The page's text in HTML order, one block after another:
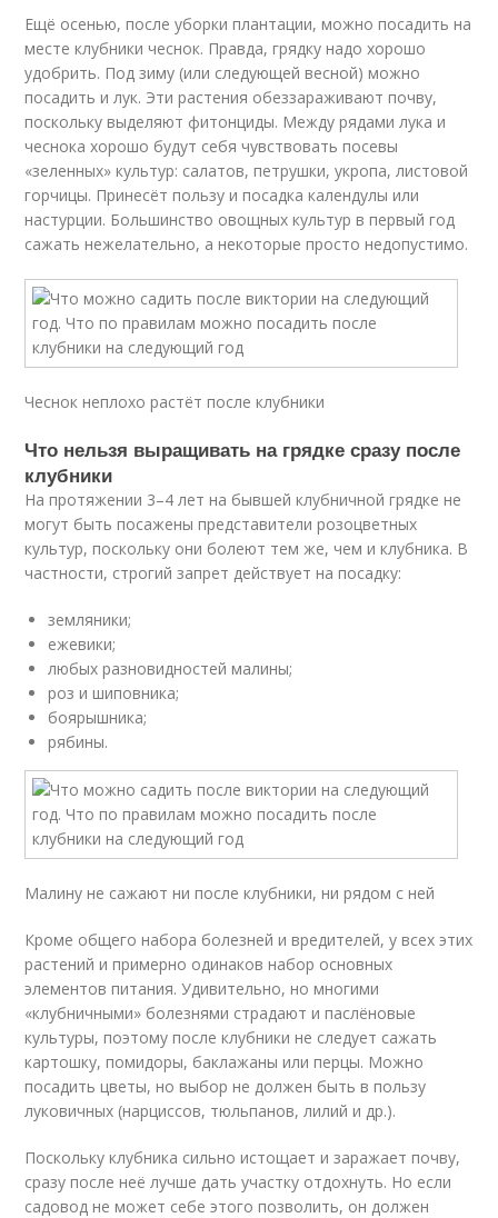
Ещё осенью, после уборки плантации, можно посадить на
месте клубники чеснок. Правда, грядку надо хорошо
удобрить. Под зиму (или следующей весной) можно
посадить и лук. Эти растения обеззараживают почву,
поскольку выделяют фитонциды. Между рядами лука и
чеснока хорошо будут себя чувствовать посевы
«зеленных» культур: салатов, петрушки, укропа, листовой
горчицы. Принесёт пользу и посадка календулы или
настурции. Большинство овощных культур в первый год
сажать нежелательно, а некоторые просто недопустимо.
Чеснок неплохо растёт после клубники
Что нельзя выращивать на грядке сразу после
клубники
На протяжении 3–4 лет на бывшей клубничной грядке не
могут быть посажены представители розоцветных
культур, поскольку они болеют тем же, чем и клубника. В
частности, строгий запрет действует на посадку:
земляники;
ежевики;
любых разновидностей малины;
роз и шиповника;
боярышника;
рябины.
Малину не сажают ни после клубники, ни рядом с ней
Кроме общего набора болезней и вредителей, у всех этих
растений и примерно одинаков набор основных
элементов питания. Удивительно, но многими
«клубничными» болезнями страдают и паслёновые
культуры, поэтому после клубники не следует сажать
картошку, помидоры, баклажаны или перцы. Можно
посадить цветы, но выбор не должен быть в пользу
луковичных (нарциссов, тюльпанов, лилий и др.).
Поскольку клубника сильно истощает и заражает почву,
сразу после неё лучше дать участку отдохнуть. Но если
садовод не может себе этого позволить, он должен